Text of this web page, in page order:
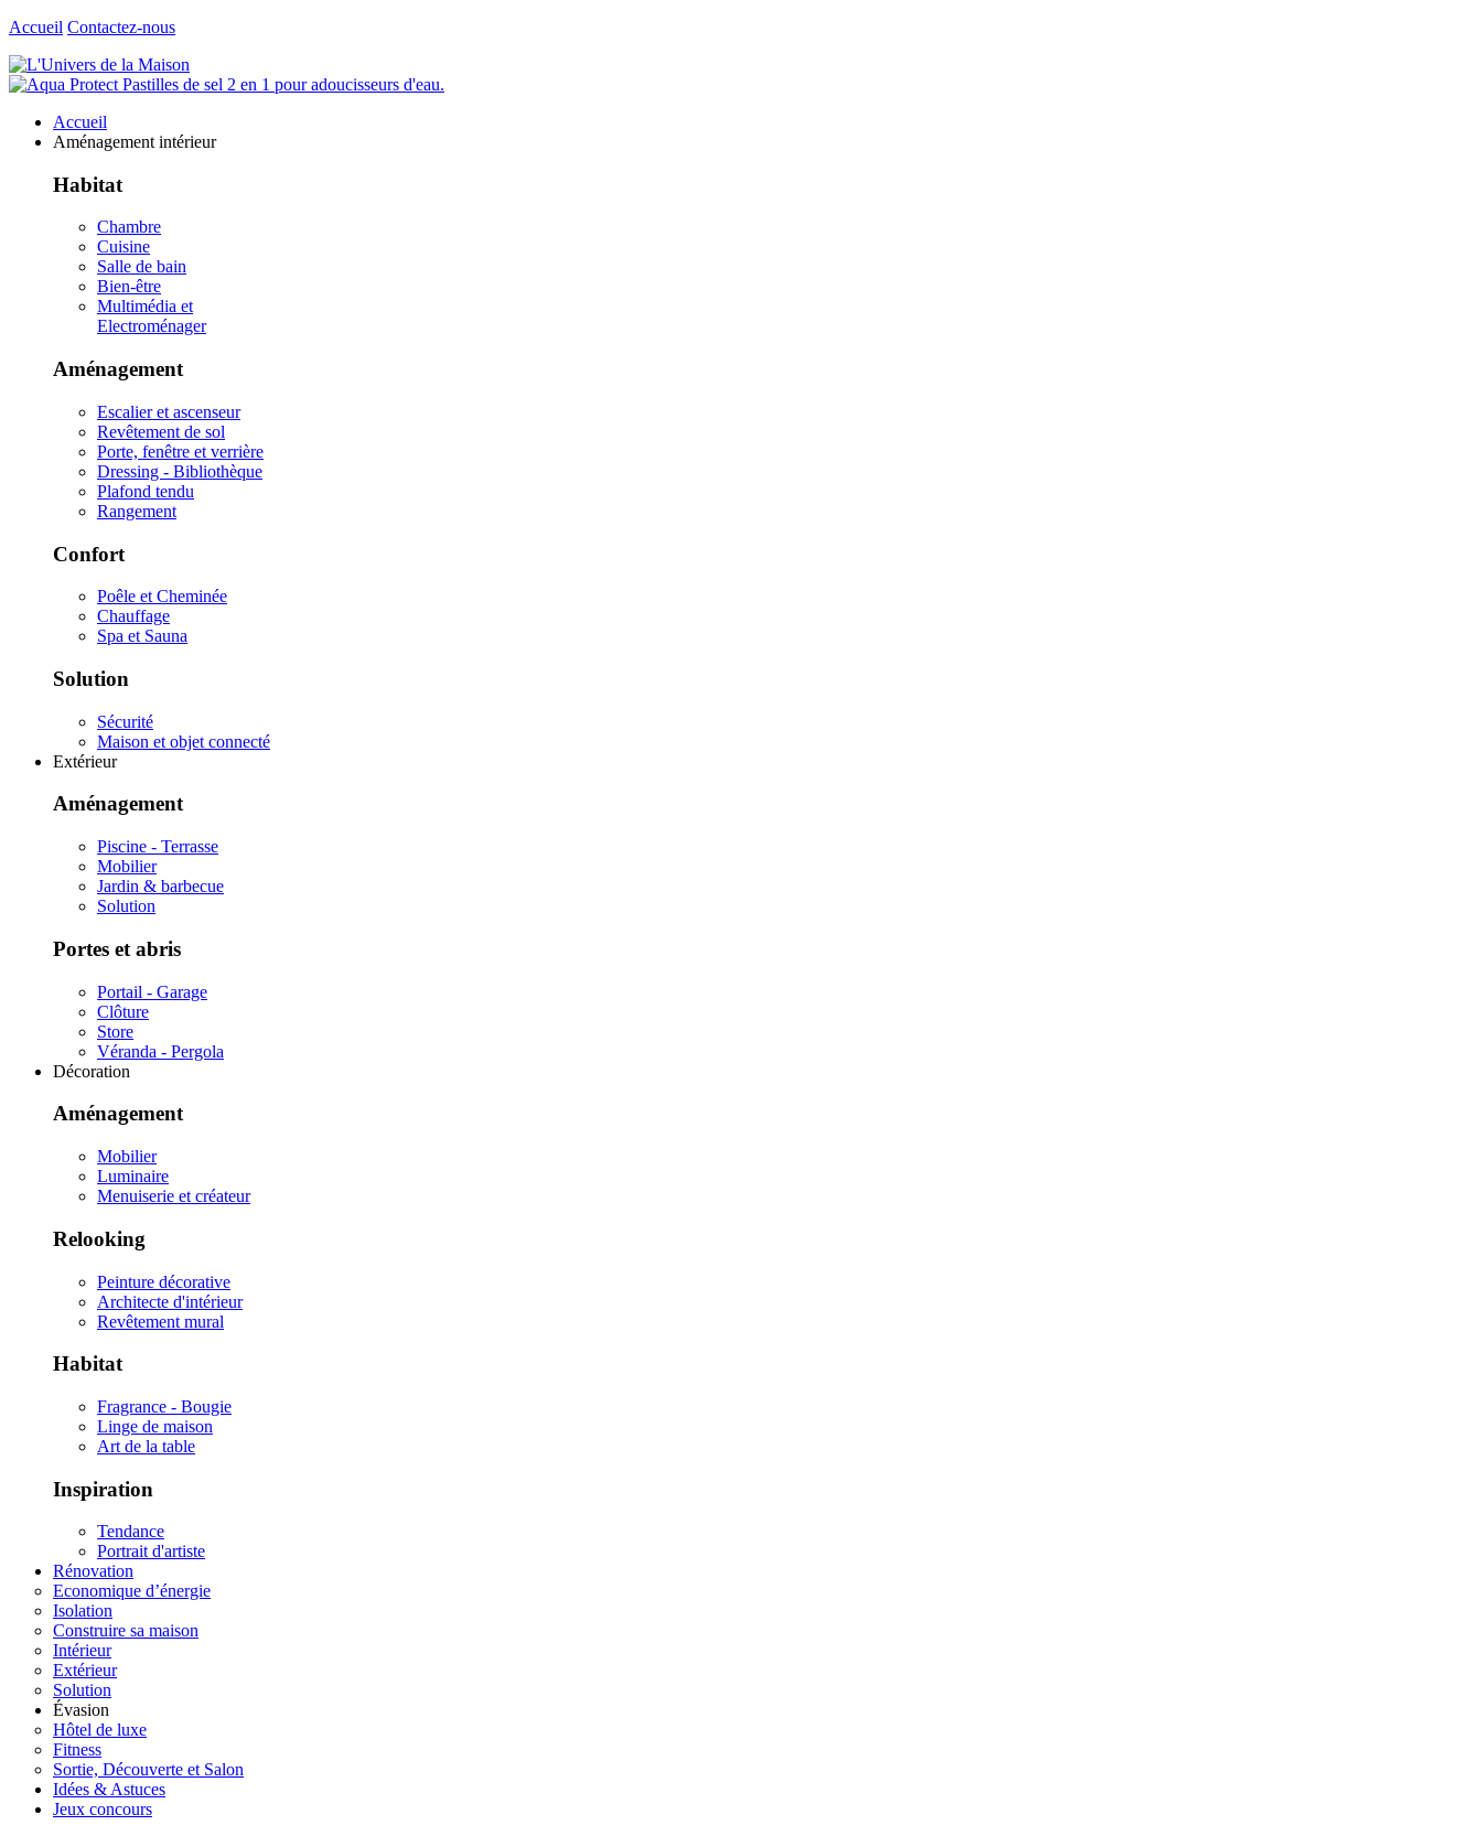
Accueil Contactez-nous
Accueil
Aménagement intérieur
Habitat
Chambre
Cuisine
Salle de bain
Bien-être
Multimédia et
Electroménager
Aménagement
Escalier et ascenseur
Revêtement de sol
Porte, fenêtre et verrière
Dressing - Bibliothèque
Plafond tendu
Rangement
Confort
Poêle et Cheminée
Chauffage
Spa et Sauna
Solution
Sécurité
Maison et objet connecté
Extérieur
Aménagement
Piscine - Terrasse
Mobilier
Jardin & barbecue
Solution
Portes et abris
Portail - Garage
Clôture
Store
Véranda - Pergola
Décoration
Aménagement
Mobilier
Luminaire
Menuiserie et créateur
Relooking
Peinture décorative
Architecte d'intérieur
Revêtement mural
Habitat
Fragrance - Bougie
Linge de maison
Art de la table
Inspiration
Tendance
Portrait d'artiste
Rénovation
Economique d’énergie
Isolation
Construire sa maison
Intérieur
Extérieur
Solution
Évasion
Hôtel de luxe
Fitness
Sortie, Découverte et Salon
Idées & Astuces
Jeux concours